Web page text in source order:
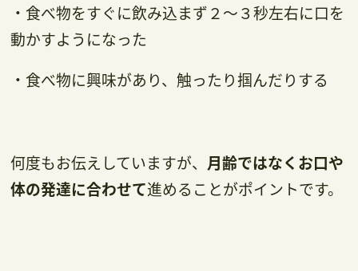
・食べ物をすぐに飲み込まず２～３秒左右に口を
動かすようになった
・食べ物に興味があり、触ったり掴んだりする
何度もお伝えしていますが、 月齢ではなくお口や
体の発達に合わせて進めることがポイントです。